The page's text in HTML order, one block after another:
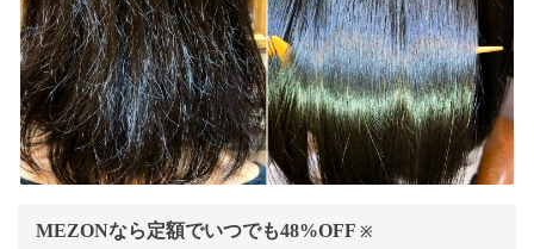
MEZONなら定額でいつでも48%OFF ※